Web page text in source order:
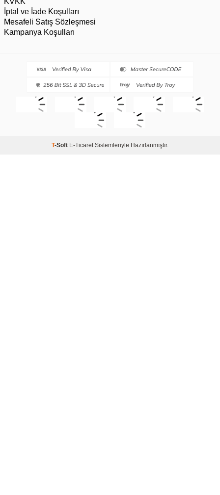
İptal ve İade Koşulları
Mesafeli Satış Sözleşmesi
Kampanya Koşulları
T-Soft E-Ticaret Sistemleriyle Hazırlanmıştır.